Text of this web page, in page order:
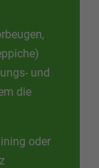
und
die
oder